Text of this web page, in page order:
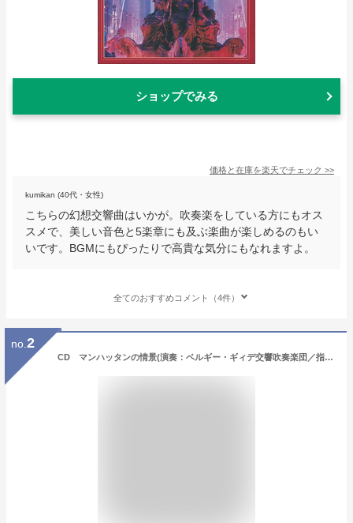
ショップでみる
価格と在庫を楽天でチェック >>
kumikan (40代・女性)
こちらの幻想交響曲はいかが。吹奏楽をしている方にもオス
スメで、美しい音色と5楽章にも及ぶ楽曲が楽しめるのもい
いです。BGMにもぴったりで高貴な気分にもなれますよ。
全てのおすすめコメント（4件）
no. 2
CD マンハッタンの情景(演奏：ベルギー・ギィデ交響吹奏楽団／指揮：ノルベール・ノジー／輸入CD（T）)